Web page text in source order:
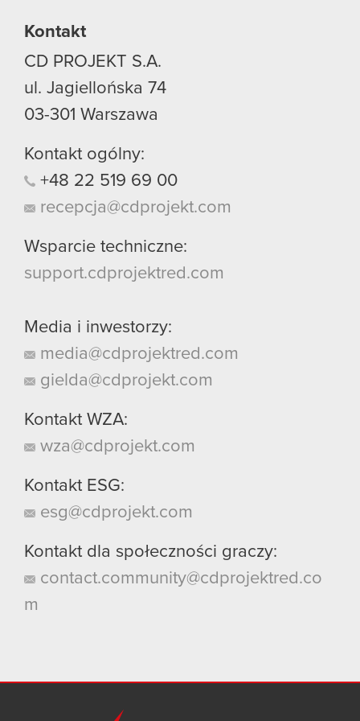
Kontakt
CD PROJEKT S.A.
ul. Jagiellońska 74
03-301 Warszawa
Kontakt ogólny:
+48 22 519 69 00
recepcja@cdprojekt.com
Wsparcie techniczne:
support.cdprojektred.com
Media i inwestorzy:
media@cdprojektred.com
gielda@cdprojekt.com
Kontakt WZA:
wza@cdprojekt.com
Kontakt ESG:
esg@cdprojekt.com
Kontakt dla społeczności graczy:
contact.community@cdprojektred.co
m